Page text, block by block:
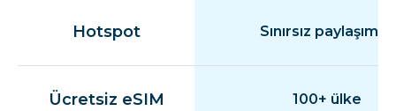
Hotspot Sınırsız paylaşım
Ücretsiz eSIM 100+ ülke